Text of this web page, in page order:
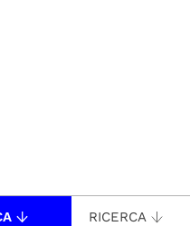
RICERCA